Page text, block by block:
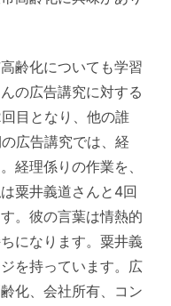
齢化についても学習
の広告講究に対する
目となり、他の誰
広告講究では、経
経理係りの作業を、
粟井義道さんと4回
。彼の言葉は情熱的
になります。粟井義
を持っています。広
化、会社所有、コン